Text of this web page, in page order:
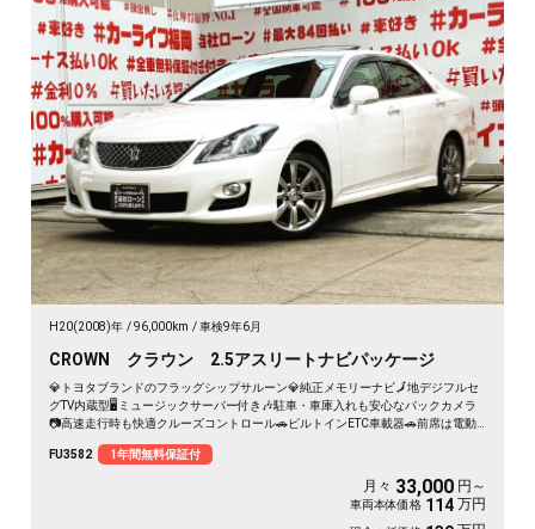
H20(2008)年 96,000km 車検9年6月
CROWN クラウン 2.5アスリートナビパッケージ
💎トヨタブランドのフラッグシップサルーン💎純正メモリーナビ🗾地デジフルセ
グTV内蔵型🖥️ミュージックサーバー付き🎶駐車・車庫入れも安心なバックカメラ
📷高速走行時も快適クルーズコントロール🚗ビルトインETC車載器🚗前席は電動
で車内明るく👍納車時新品タイヤ装着🛞
FU3582 1年間無料保証付
月々 33,000 円～
車両本体価格 114 万円